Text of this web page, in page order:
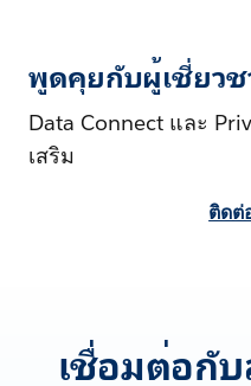
พูดคุยกับผู้เชี่ยว
Data Connect และ
เสริม
ติดต่
เชื่อมต่อกั